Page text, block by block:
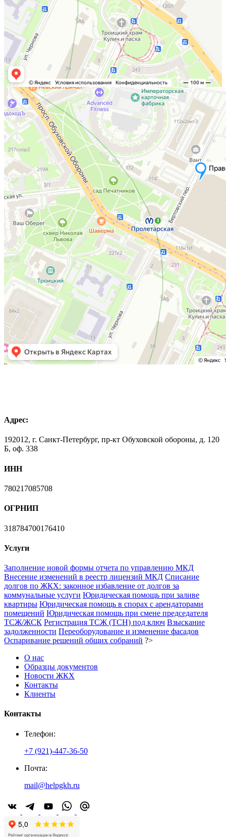
Адрес:
192012, г. Санкт-Петербург, пр-кт Обуховской обороны, д. 120
Б, оф. 338
ИНН
780217085708
ОГРНИП
318784700176410
Услуги
Заполнение новой формы отчета по управлению МКД
Внесение изменений в реестр лицензий МКД Списание
долгов по ЖКХ: законное избавление от долгов за
коммунальные услуги Юридическая помощь при заливе
квартиры Юридическая помощь в спорах с арендаторами
помещений Юридическая помощь при смене председателя
ТСЖ/ЖСК Регистрация ТСЖ (ТСН) под ключ Взыскание
задолженности Переоборудование и изменение фасадов
Оспаривание решений общих собраний ?>
О нас
Образцы документов
Новости ЖКХ
Контакты
Клиенты
Контакты
Телефон:
+7 (921)-447-36-50
Почта:
mail@helpgkh.ru